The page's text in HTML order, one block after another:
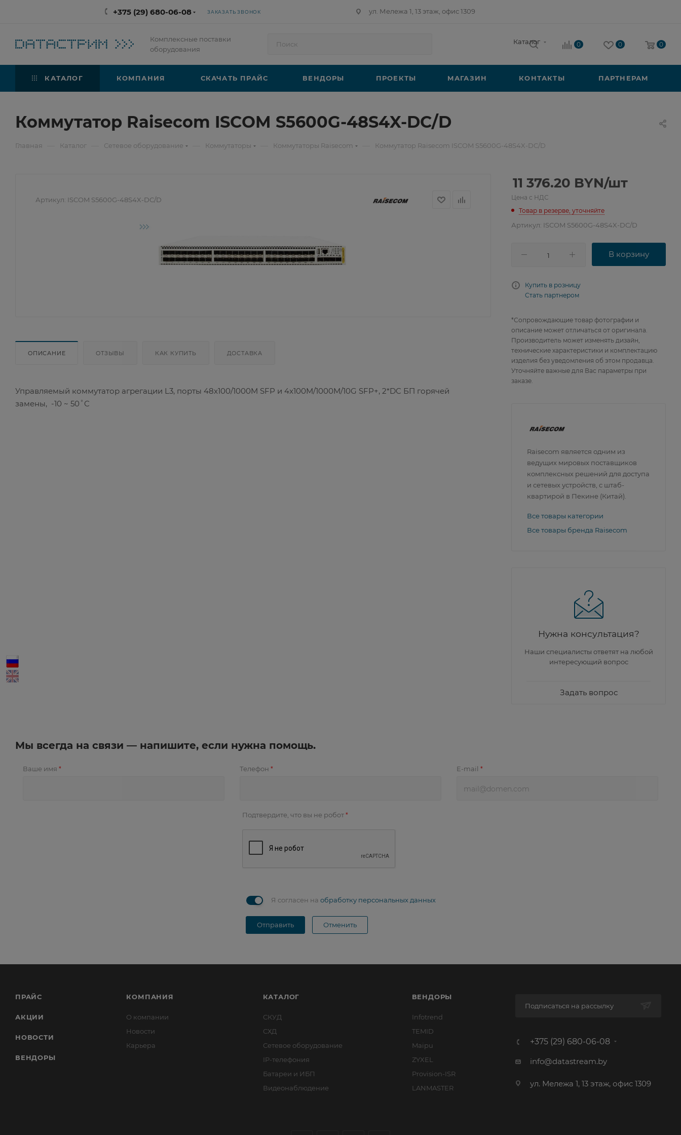
+375 (29) 680-06-08 ЗАКАЗАТЬ ЗВОНОК ул. Мележа 1, 13 этаж, офис 1309
Комплексные поставки
оборудования
Каталог 0 0 0
КАТАЛОГ КОМПАНИЯ СКАЧАТЬ ПРАЙС ВЕНДОРЫ ПРОЕКТЫ МАГАЗИН КОНТАКТЫ ПАРТНЕРАМ
Коммутатор Raisecom ISCOM S5600G-48S4X-DC/D
Главная Каталог Сетевое оборудование Коммутаторы Коммутаторы Raisecom Коммутатор Raisecom ISCOM S5600G-48S4X-DC/D
Артикул: ISCOM S5600G-48S4X-DC/D
ОПИСАНИЕ ОТЗЫВЫ КАК КУПИТЬ ДОСТАВКА
Управляемый коммутатор агрегации L3, порты 48x100/1000M SFP и 4x100M/1000M/10G SFP+, 2*DC БП горячей
замены, -10 ~ 50˚C
11 376.20 BYN/шт
Цена с НДС
Товар в резерве, уточняйте
Артикул: ISCOM S5600G-48S4X-DC/D
В корзину
Купить в розницу
Стать партнером
*Сопровождающие товар фотографии и
описание может отличаться от оригинала.
Производитель может изменять дизайн,
технические характеристики и комплектацию
изделия без уведомления об этом продавца.
Уточняйте важные для Вас параметры при
заказе.
Raisecom является одним из
ведущих мировых поставщиков
комплексных решений для доступа
и сетевых устройств, с штаб-
квартирой в Пекине (Китай).
Все товары категории
Все товары бренда Raisecom
Нужна консультация?
Наши специалисты ответят на любой
интересующий вопрос
Задать вопрос
Мы всегда на связи — напишите, если нужна помощь.
Ваше имя* Телефон* E-mail *
Подтвердите, что вы не робот *
Я согласен на обработку персональных данных
Отправить Отменить
ПРАЙС
АКЦИИ
НОВОСТИ
ВЕНДОРЫ
КОМПАНИЯ
О компании
Новости
Карьера
КАТАЛОГ
СКУД
СХД
Сетевое оборудование
IP-телефония
Батареи и ИБП
Видеонаблюдение
ВЕНДОРЫ
Infotrend
TEMID
Maipu
ZYXEL
Provision-ISR
LANMASTER
Подписаться на рассылку
+375 (29) 680-06-08
info@datastream.by
ул. Мележа 1, 13 этаж, офис 1309